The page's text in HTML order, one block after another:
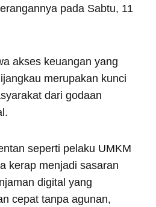
pada Sabtu, 11
akses keuangan yang
merupakan kunci
dari godaan
seperti pelaku UMKM
kerap menjadi sasaran
digital yang
cepat tanpa agunan,